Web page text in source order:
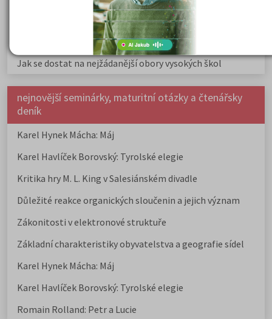
Prestiž a vnímání oborů ve společnosti
Rozcestník po maturitě: VŠ, VOŠ, práce, gap year i další
Jak se dostat na nejžádanější obory vysokých škol
nejnovější seminárky, maturitní otázky a čtenářsky
deník
Karel Hynek Mácha: Máj
Karel Havlíček Borovský: Tyrolské elegie
Kritika hry M. L. King v Salesiánském divadle
Důležité reakce organických sloučenin a jejich význam
Zákonitosti v elektronové struktuře
Základní charakteristiky obyvatelstva a geografie sídel
Karel Hynek Mácha: Máj
Karel Havlíček Borovský: Tyrolské elegie
Romain Rolland: Petr a Lucie